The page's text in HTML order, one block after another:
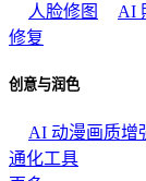
人脸修图 AI
修复
创意与润色
AI 动漫画质增
通化工具